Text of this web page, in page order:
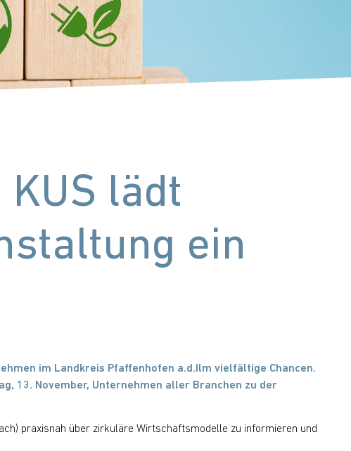
lädt
ein
im Landkreis Pfaffenhofen a.d.Ilm vielfältige Chancen.
13. November, Unternehmen aller Branchen zu der
praxisnah über zirkuläre Wirtschaftsmodelle zu informieren und